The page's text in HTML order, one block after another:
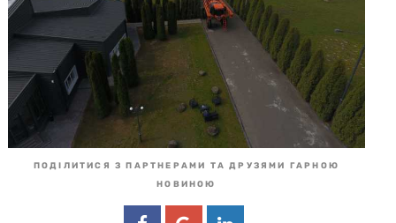
ПОДІЛИТИСЯ З ПАРТНЕРАМИ ТА ДРУЗЯМИ ГАРНОЮ
НОВИНОЮ